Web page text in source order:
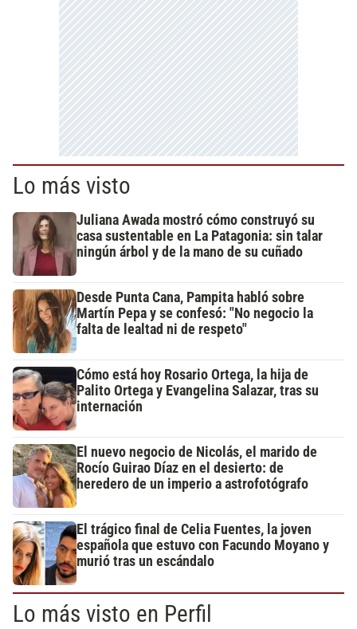
Lo más visto
Juliana Awada mostró cómo construyó su
casa sustentable en La Patagonia: sin talar
ningún árbol y de la mano de su cuñado
Desde Punta Cana, Pampita habló sobre
Martín Pepa y se confesó: "No negocio la
falta de lealtad ni de respeto"
Cómo está hoy Rosario Ortega, la hija de
Palito Ortega y Evangelina Salazar, tras su
internación
El nuevo negocio de Nicolás, el marido de
Rocío Guirao Díaz en el desierto: de
heredero de un imperio a astrofotógrafo
El trágico final de Celia Fuentes, la joven
española que estuvo con Facundo Moyano y
murió tras un escándalo
Lo más visto en Perfil